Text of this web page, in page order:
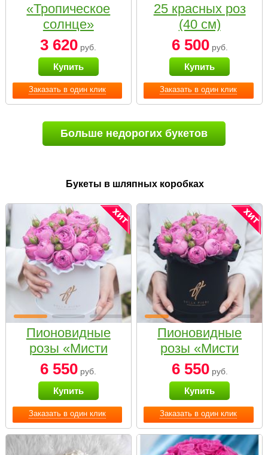
Заказать в один клик
«Тропическое
солнце»
3 620 руб.
Купить
Заказать в один клик
25 красных роз
(40 см)
6 500руб.
Купить
Больше недорогих букетов
Букеты в шляпных коробках
Заказать в один клик
Пионовидные
розы «Мисти
бабблс» в белой
коробке Small
6 550 руб.
Купить
Заказать в один клик
Пионовидные
розы «Мисти
бабблс» в
черной коробке
Small
6 550руб.
Купить